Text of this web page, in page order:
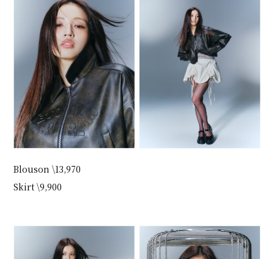
Blouson \13,970
Skirt \9,900